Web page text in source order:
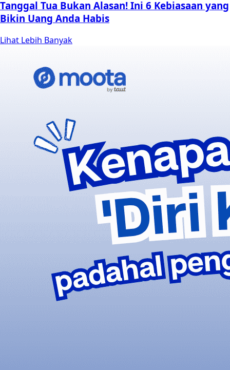
Tanggal Tua Bukan Alasan! Ini 6 Kebiasaan yang
Bikin Uang Anda Habis
Lihat Lebih Banyak